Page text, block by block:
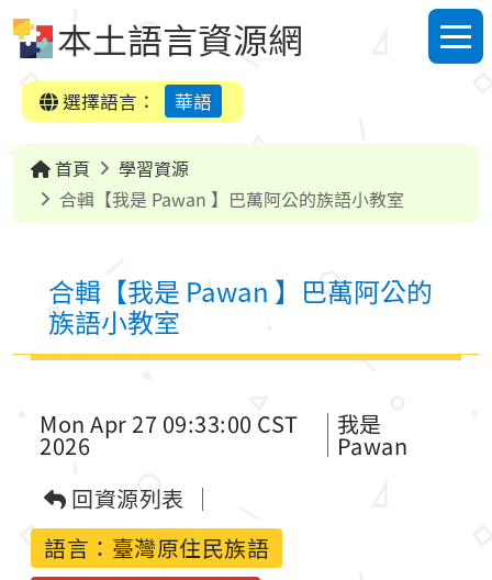
本土語言資源網
選單
選擇語言：
華語
首頁
學習資源
合輯【我是 Pawan 】巴萬阿公的族語小教室
合輯【我是 Pawan 】巴萬阿公的
族語小教室
Mon Apr 27 09:33:00 CST
2026
我是
Pawan
回資源列表
語言： 臺灣原住民族語